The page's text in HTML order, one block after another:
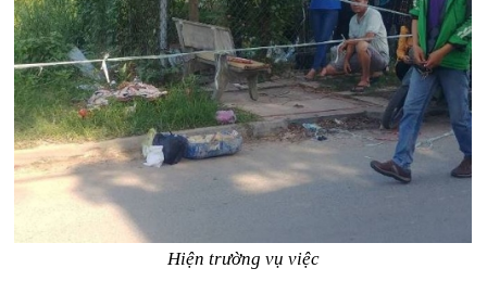
Hiện trường vụ việc